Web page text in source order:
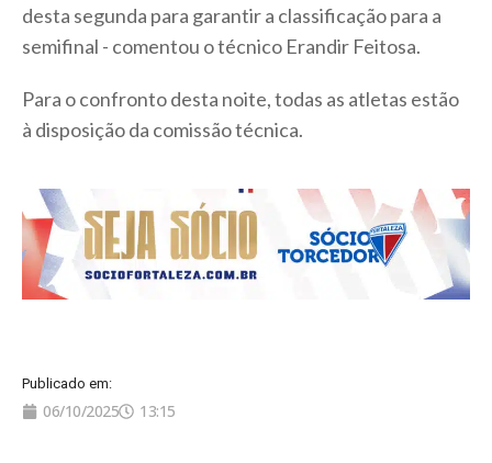
desta segunda para garantir a classificação para a
semifinal - comentou o técnico Erandir Feitosa.
Para o confronto desta noite, todas as atletas estão
à disposição da comissão técnica.
Publicado em:
06/10/2025 13:15